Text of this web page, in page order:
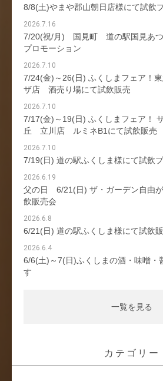
8/8(土)やまや郡山朝日店様にて試飲
2026.7.16
7/20(祝/月) 国見町 道の駅国見あつ
プロモーション
2026.7.10
7/24(金)～26(日) ふくしまフェア！
ザ店 酒売り場にて試飲販売
2026.7.10
7/17(金)～19(日) ふくしまフェア！
丘 立川店 ルミネB1にて試飲販売
2026.7.10
7/19(日) 道の駅ふくしま様にて試飲
2026.6.19
父の日 6/21(日) ザ・ガーデン自由
飲販売会
2026.6.8
6/21(日) 道の駅ふくしま様にて試飲
2026.6.4
6/6(土)～7(日)ふくしまの酒・味噌・
す
一覧を見る
カテゴリー